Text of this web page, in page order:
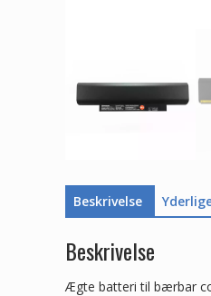
Beskrivelse
Beskrivelse
Ægte batteri til bærbar